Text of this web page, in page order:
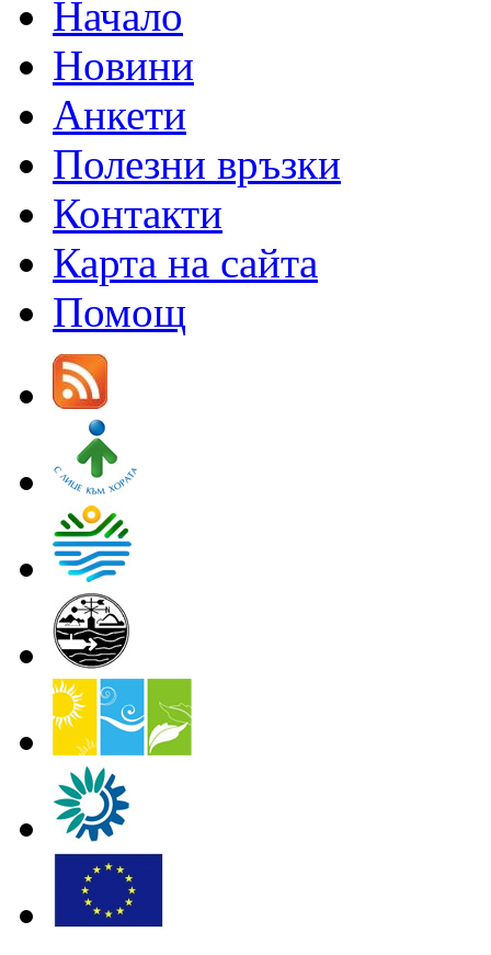
Начало
Новини
Анкети
Полезни връзки
Контакти
Карта на сайта
Помощ